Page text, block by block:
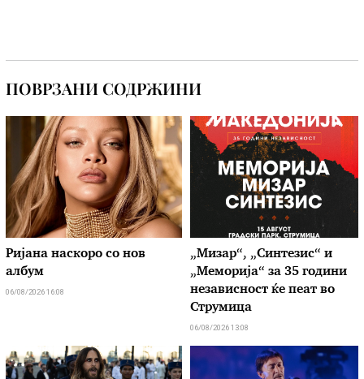
ПОВРЗАНИ СОДРЖИНИ
Ријана наскоро со нов
албум
06/08/2026 16:08
„Мизар“, „Синтезис“ и
„Меморија“ за 35 години
независност ќе пеат во
Струмица
06/08/2026 13:08